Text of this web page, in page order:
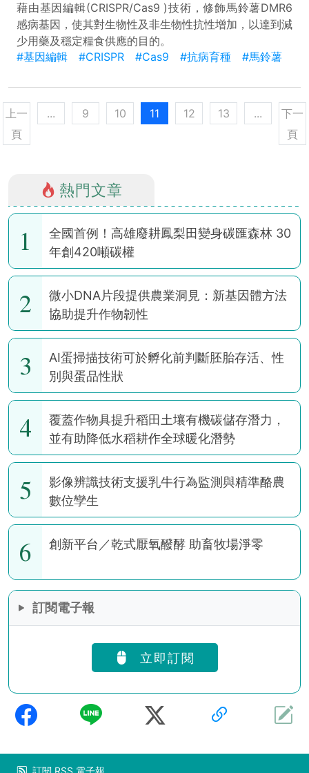
藉由基因編輯(CRISPR/Cas9 )技術，修飾馬鈴薯DMR6
感病基因，使其對生物性及非生物性抗性增加，以達到減
少用藥及穩定糧食供應的目的。
#基因編輯
#CRISPR #Cas9 #抗病育種 #馬鈴薯
上一
頁
... 9 10 11 12 13 ...
下一
頁
熱門文章
1
全國首例！高雄廢耕鳳梨田變身碳匯森林 30
年創420噸碳權
2
微小DNA片段提供農業洞見：新基因體方法
協助提升作物韌性
3
AI蛋掃描技術可於孵化前判斷胚胎存活、性
別與蛋品性狀
4
覆蓋作物具提升稻田土壤有機碳儲存潛力，
並有助降低水稻耕作全球暖化潛勢
5
影像辨識技術支援乳牛行為監測與精準酪農
數位孿生
6 創新平台／乾式厭氧醱酵 助畜牧場淨零
訂閱電子報
立即訂閱